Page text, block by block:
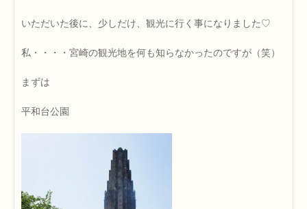
いただいた後に、少しだけ、観光に行く事になりました♡
私・・・・宮崎の観光地を何も知らなかったのですが（笑）
まずは
平和台公園